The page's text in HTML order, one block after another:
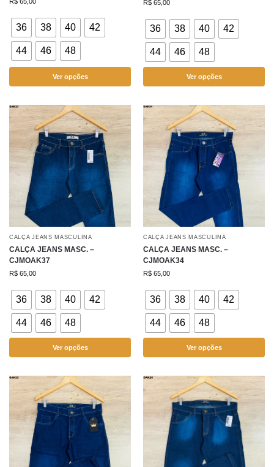
36 38 40 42
44 46 48
Ver opções
R$ 65,00
36 38 40 42
44 46 48
Ver opções
CALÇA JEANS MASCULINA
CALÇA JEANS MASC. –
CJMOAK37
R$ 65,00
36 38 40 42
44 46 48
Ver opções
CALÇA JEANS MASCULINA
CALÇA JEANS MASC. –
CJMOAK34
R$ 65,00
36 38 40 42
44 46 48
Ver opções